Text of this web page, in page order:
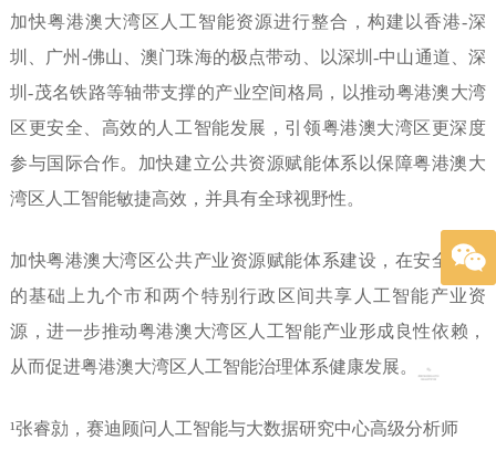
加快粤港澳大湾区人工智能资源进行整合，构建以香港-深
圳、广州-佛山、澳门珠海的极点带动、以深圳-中山通道、深
圳-茂名铁路等轴带支撑的产业空间格局，以推动粤港澳大湾
区更安全、高效的人工 智能发展，引领粤港澳大湾区更深 度
参与国际合作。加快建立公共资源赋能体系以保障粤港澳大
湾区人 工智能敏捷高效，并具有全球视野性。
加快粤港澳大湾区公共产业资源赋能体系建设，在安全可控
的基础上九个市和两个特别行政区间共享人工智能产业资
源，进一步推动粤港澳大湾区人工智能产业形成良性依赖，
从而促进粤港澳大湾区人 工智能治理体系健康发展。
¹张睿勍，赛迪顾问人工智能与大数据研究中心高级分析师